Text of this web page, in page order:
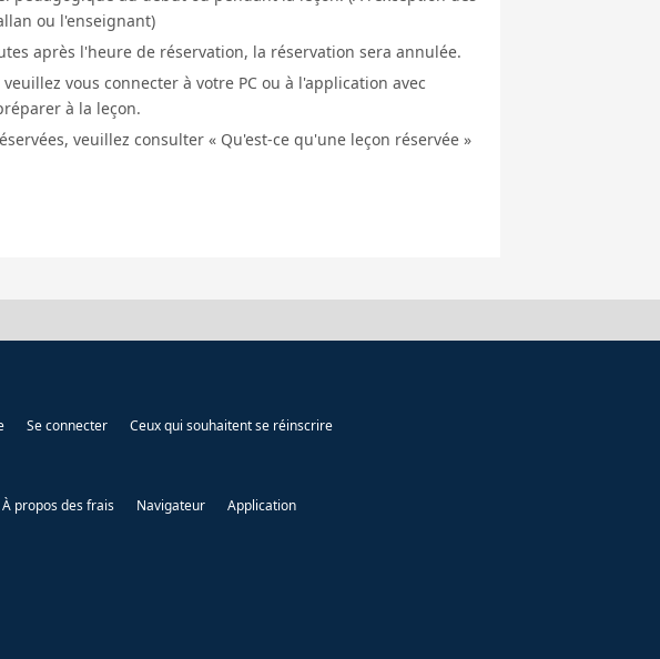
ou l'enseignant)
après l'heure de réservation, la réservation sera annulée.
vous connecter à votre PC ou à l'application avec
à la leçon.
veuillez consulter « Qu'est-ce qu'une leçon réservée »
Se connecter
Ceux qui souhaitent se réinscrire
À propos des frais Navigateur Application